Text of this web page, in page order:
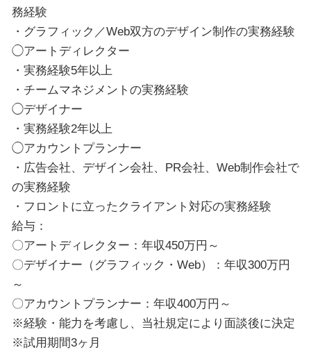
務経験
・グラフィック／Web双方のデザイン制作の実務経験
◯アートディレクター
・実務経験5年以上
・チームマネジメントの実務経験
◯デザイナー
・実務経験2年以上
◯アカウントプランナー
・広告会社、デザイン会社、PR会社、Web制作会社で
の実務経験
・フロントに立ったクライアント対応の実務経験
給与：
〇アートディレクター：年収450万円～
〇デザイナー（グラフィック・Web）：年収300万円
～
〇アカウントプランナー：年収400万円～
※経験・能力を考慮し、当社規定により面談後に決定
※試用期間3ヶ月